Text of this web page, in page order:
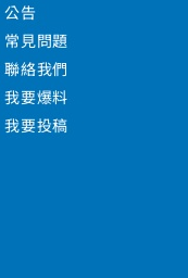
公告
常見問題
聯絡我們
我要爆料
我要投稿